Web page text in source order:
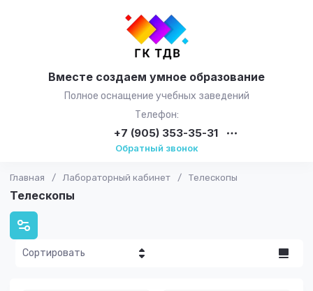
Вместе создаем умное образование
Полное оснащение учебных заведений
Телефон:
+7 (905) 353-35-31
Обратный звонок
Главная / Лабораторный кабинет / Телескопы
Телескопы
Сортировать